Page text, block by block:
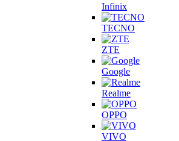
Infinix
TECNO
ZTE
Google
Realme
OPPO
VIVO